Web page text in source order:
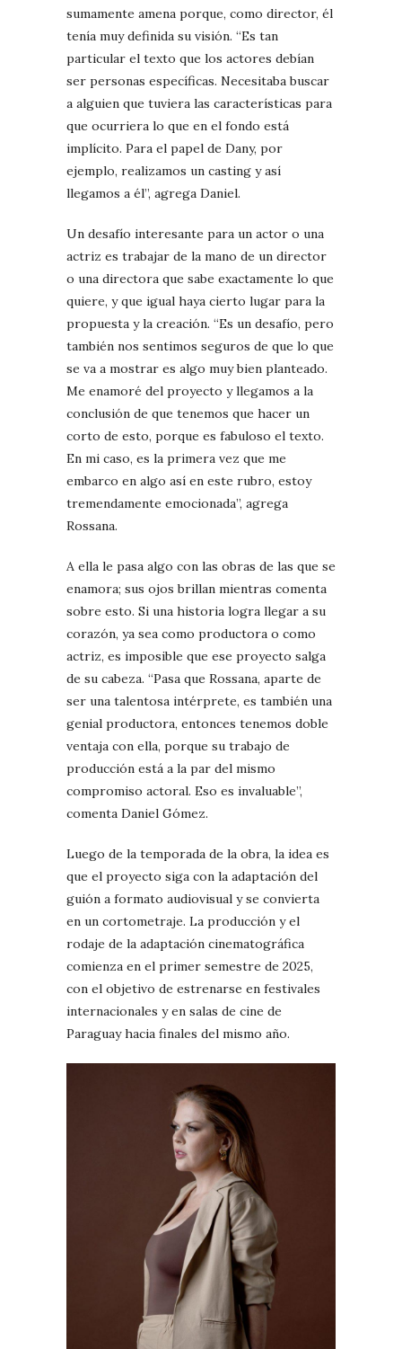
sumamente amena porque, como director, él
tenía muy definida su visión. “Es tan
particular el texto que los actores debían
ser personas específicas. Necesitaba buscar
a alguien que tuviera las características para
que ocurriera lo que en el fondo está
implícito. Para el papel de Dany, por
ejemplo, realizamos un casting y así
llegamos a él”, agrega Daniel.
Un desafío interesante para un actor o una
actriz es trabajar de la mano de un director
o una directora que sabe exactamente lo que
quiere, y que igual haya cierto lugar para la
propuesta y la creación. “Es un desafío, pero
también nos sentimos seguros de que lo que
se va a mostrar es algo muy bien planteado.
Me enamoré del proyecto y llegamos a la
conclusión de que tenemos que hacer un
corto de esto, porque es fabuloso el texto.
En mi caso, es la primera vez que me
embarco en algo así en este rubro, estoy
tremendamente emocionada”, agrega
Rossana.
A ella le pasa algo con las obras de las que se
enamora; sus ojos brillan mientras comenta
sobre esto. Si una historia logra llegar a su
corazón, ya sea como productora o como
actriz, es imposible que ese proyecto salga
de su cabeza. “Pasa que Rossana, aparte de
ser una talentosa intérprete, es también una
genial productora, entonces tenemos doble
ventaja con ella, porque su trabajo de
producción está a la par del mismo
compromiso actoral. Eso es invaluable”,
comenta Daniel Gómez.
Luego de la temporada de la obra, la idea es
que el proyecto siga con la adaptación del
guión a formato audiovisual y se convierta
en un cortometraje. La producción y el
rodaje de la adaptación cinematográfica
comienza en el primer semestre de 2025,
con el objetivo de estrenarse en festivales
internacionales y en salas de cine de
Paraguay hacia finales del mismo año.